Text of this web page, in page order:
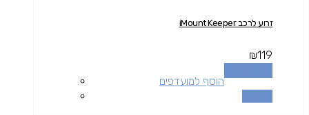
זרוע לרכב iMount Keeper
₪119
הוסף למועדפים